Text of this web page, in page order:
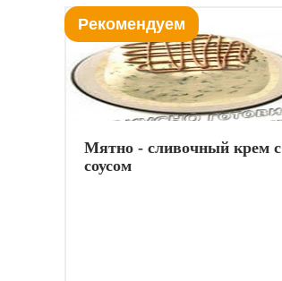
Рекомендуем
Мятно - сливочный крем с
соусом